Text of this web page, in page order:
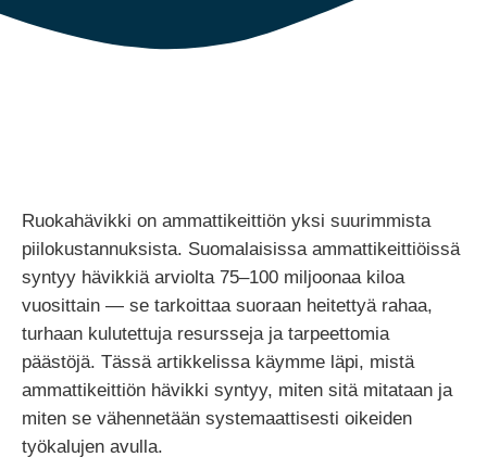
Ruokahävikki on ammattikeittiön yksi suurimmista
piilokustannuksista. Suomalaisissa ammattikeittiöissä
syntyy hävikkiä arviolta 75–100 miljoonaa kiloa
vuosittain — se tarkoittaa suoraan heitettyä rahaa,
turhaan kulutettuja resursseja ja tarpeettomia
päästöjä. Tässä artikkelissa käymme läpi, mistä
ammattikeittiön hävikki syntyy, miten sitä mitataan ja
miten se vähennetään systemaattisesti oikeiden
työkalujen avulla.